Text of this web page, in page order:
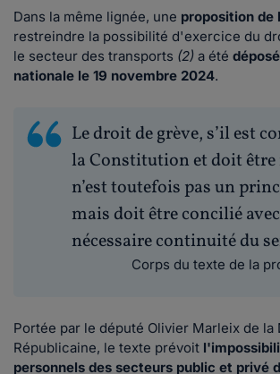
Dans la même lignée, une proposition de
restreindre la possibilité d'exercice du
le secteur des transports (2) a été
nationale le 19 novembre 2024.
Le droit de grève, s’il est
la Constitution et doit être
n’est toutefois pas un
mais doit être concilié
nécessaire continuité du
Corps du texte de la
Portée par le député Olivier Marleix de la
Républicaine, le texte prévoit
personnels des secteurs public et privé